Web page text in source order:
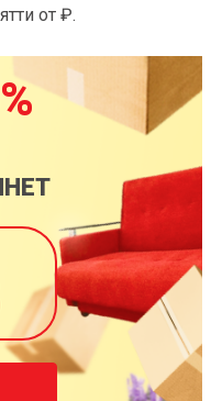
от ₽.